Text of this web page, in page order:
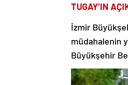
TUGAY’IN
İzmir
müdahalenin
Büyükşehir